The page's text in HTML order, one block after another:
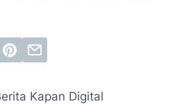
Kapan Digital